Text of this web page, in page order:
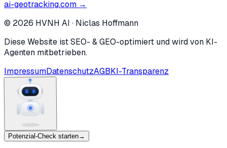
ai-geotracking.com →
© 2026 HVNH AI · Niclas Hoffmann
Diese Website ist SEO- & GEO-optimiert und wird von KI-
Agenten mitbetrieben.
ImpressumDatenschutzAGBKI-Transparenz
Potenzial-Check starten→